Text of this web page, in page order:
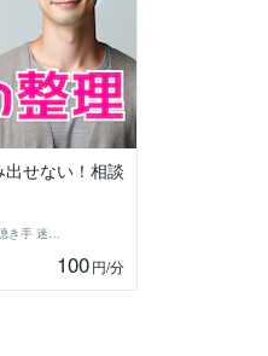
せない！相談
100円/分